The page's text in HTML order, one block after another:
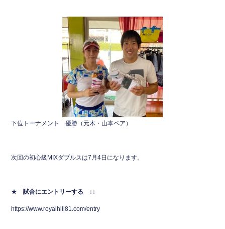
下位トーナメント 優勝（元木・山本ペア）
次回の初心級MIXダブルスは7月4日になります。
★ 試合にエントリーする ↓↓
https://www.royalhill81.com/entry